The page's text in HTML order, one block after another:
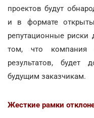
проектов будут
и в формате
репутационные
том, что компания
результатов, будет
будущим заказчикам.
Жесткие рамки